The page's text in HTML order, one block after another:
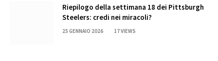
Riepilogo della settimana 18 dei Pittsburgh
Steelers: credi nei miracoli?
25 GENNAIO 2026 17VIEWS